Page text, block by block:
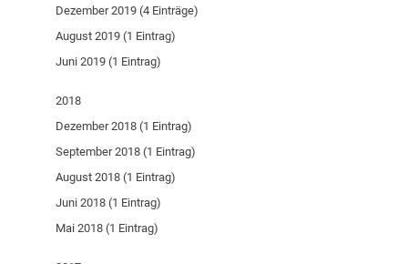
Dezember 2019 (4 Einträge)
August 2019 (1 Eintrag)
Juni 2019 (1 Eintrag)
2018
Dezember 2018 (1 Eintrag)
September 2018 (1 Eintrag)
August 2018 (1 Eintrag)
Juni 2018 (1 Eintrag)
Mai 2018 (1 Eintrag)